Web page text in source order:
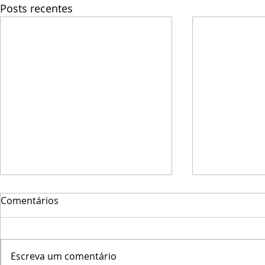
Posts recentes
Comentários
Escreva um comentário